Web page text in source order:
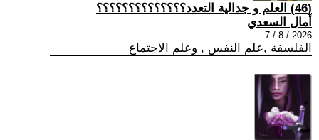
(46) العلم و جدالية التعدد؟؟؟؟؟؟؟؟؟؟؟؟؟؟
أمال السعدي
2026 / 8 / 7
الفلسفة ,علم النفس , وعلم الاجتماع